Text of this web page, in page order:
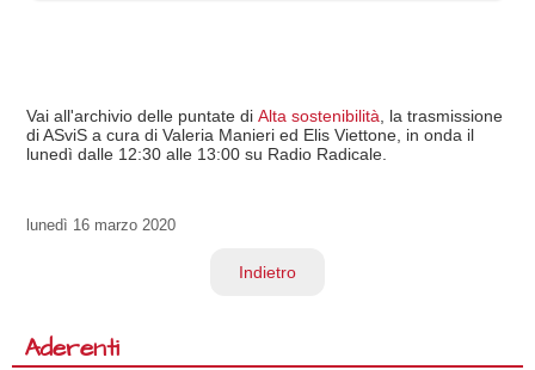
Vai all'archivio delle puntate di Alta sostenibilità , la trasmissione
di ASviS a cura di Valeria Manieri ed Elis Viettone, in onda il
lunedì dalle 12:30 alle 13:00 su Radio Radicale.
lunedì 16 marzo 2020
Indietro
Aderenti